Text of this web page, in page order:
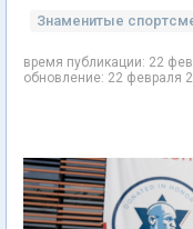
Знаменитые
время публикации: 22
обновление: 22 февраля